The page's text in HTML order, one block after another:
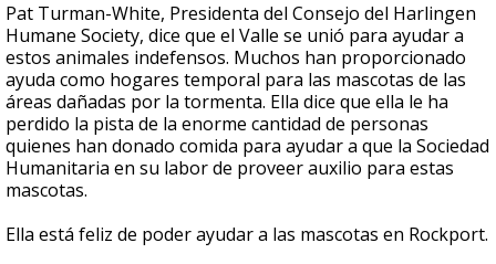
Pat Turman-White, Presidenta del Consejo del Harlingen
Humane Society, dice que el Valle se unió para ayudar a
estos animales indefensos. Muchos han proporcionado
ayuda como hogares temporal para las mascotas de las
áreas dañadas por la tormenta. Ella dice que ella le ha
perdido la pista de la enorme cantidad de personas
quienes han donado comida para ayudar a que la Sociedad
Humanitaria en su labor de proveer auxilio para estas
mascotas.
Ella está feliz de poder ayudar a las mascotas en Rockport.